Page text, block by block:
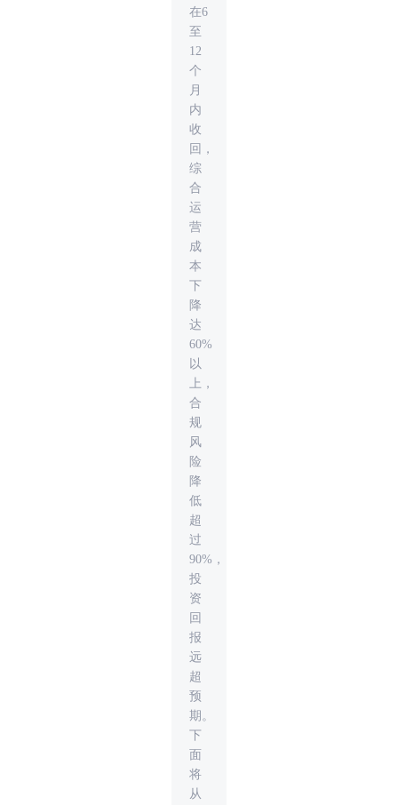
在6
至
12
个
月
内
收
回，
综
合
运
营
成
本
下
降
达
60%
以
上，
合
规
风
险
降
低
超
过
90%，
投
资
回
报
远
超
预
期。
下
面
将
从